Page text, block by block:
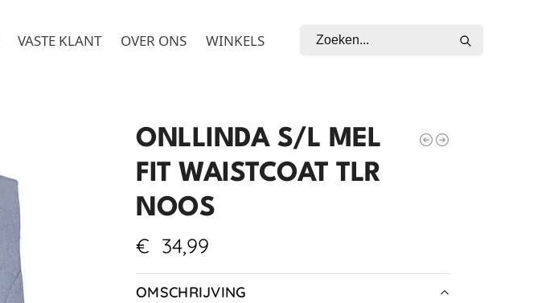
VASTE KLANT OVER ONS WINKELS
ONLLINDA S/L MEL
FIT WAISTCOAT TLR
NOOS
€ 34,99
OMSCHRIJVING